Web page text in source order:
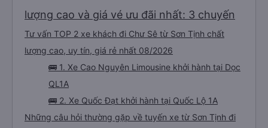
lượng cao và giá vé ưu đãi nhất: 3 chuyến
Tư vấn TOP 2 xe khách đi Chư Sê từ Sơn Tịnh chất
lượng cao, uy tín, giá rẻ nhất 08/2026
🚌 1. Xe Cao Nguyên Limousine khởi hành tại Dọc
QL1A
🚌 2. Xe Quốc Đạt khởi hành tại Quốc Lộ 1A
Những câu hỏi thường gặp về tuyến xe từ Sơn Tịnh đi